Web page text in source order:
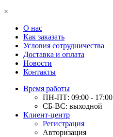
×
О нас
Как заказать
Условия сотрудничества
Доставка и оплата
Новости
Контакты
Время работы
ПН-ПТ: 09:00 - 17:00
СБ-ВС: выходной
Клиент-центр
Регистрация
Авторизация